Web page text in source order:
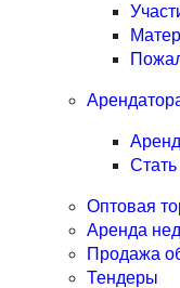
Оптовая
Аренда
Продажа
Тендеры